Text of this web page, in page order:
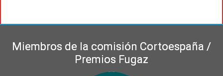
Miembros de la comisión Cortoespaña /
Premios Fugaz